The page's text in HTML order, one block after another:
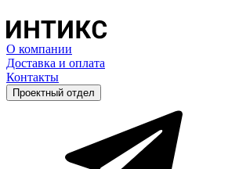
О компании
Доставка и оплата
Контакты
Проектный отдел